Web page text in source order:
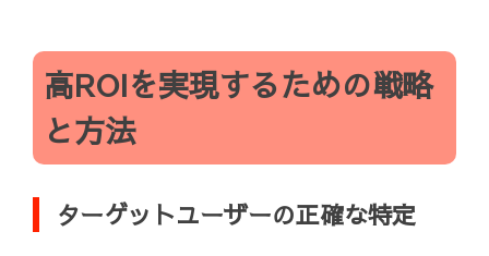
高ROIを実現するための戦略
と方法
ターゲットユーザーの正確な特定